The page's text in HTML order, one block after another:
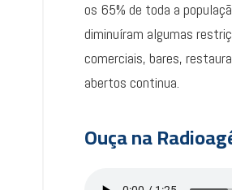
os 65% de toda a
diminuíram algumas
comerciais, bares,
abertos continua.
Ouça na